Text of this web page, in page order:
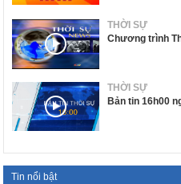
THỜI SỰ
Chương trình
THỜI SỰ
Bản tin 16h00
Tin nổi bật